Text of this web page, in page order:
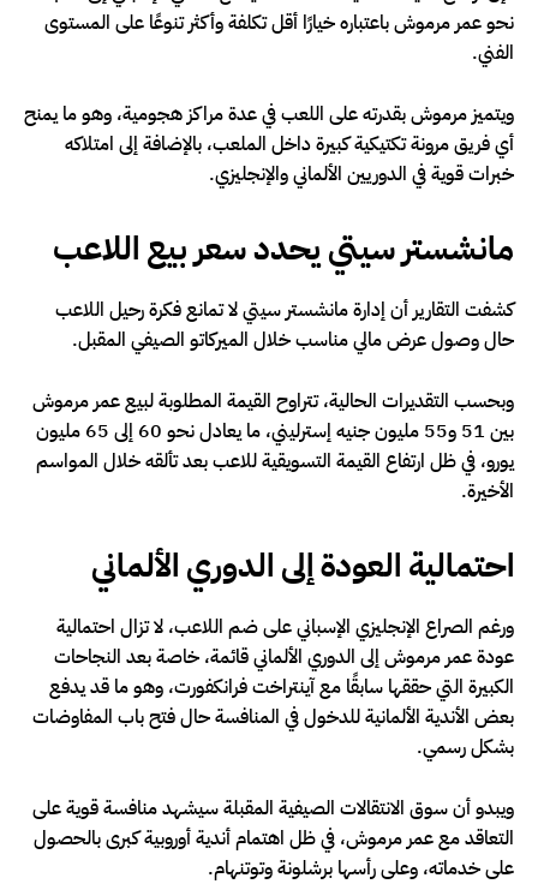
نحو عمر مرموش باعتباره خيارًا أقل تكلفة وأكثر تنوعًا على المستوى
الفني.
ويتميز مرموش بقدرته على اللعب في عدة مراكز هجومية، وهو ما يمنح
أي فريق مرونة تكتيكية كبيرة داخل الملعب، بالإضافة إلى امتلاكه
خبرات قوية في الدوريين الألماني والإنجليزي.
مانشستر سيتي يحدد سعر بيع اللاعب
كشفت التقارير أن إدارة مانشستر سيتي لا تمانع فكرة رحيل اللاعب
حال وصول عرض مالي مناسب خلال الميركاتو الصيفي المقبل.
وبحسب التقديرات الحالية، تتراوح القيمة المطلوبة لبيع عمر مرموش
بين 51 و55 مليون جنيه إسترليني، ما يعادل نحو 60 إلى 65 مليون
يورو، في ظل ارتفاع القيمة التسويقية للاعب بعد تألقه خلال المواسم
الأخيرة.
احتمالية العودة إلى الدوري الألماني
ورغم الصراع الإنجليزي الإسباني على ضم اللاعب، لا تزال احتمالية
عودة عمر مرموش إلى الدوري الألماني قائمة، خاصة بعد النجاحات
الكبيرة التي حققها سابقًا مع آينتراخت فرانكفورت، وهو ما قد يدفع
بعض الأندية الألمانية للدخول في المنافسة حال فتح باب المفاوضات
بشكل رسمي.
ويبدو أن سوق الانتقالات الصيفية المقبلة سيشهد منافسة قوية على
التعاقد مع عمر مرموش، في ظل اهتمام أندية أوروبية كبرى بالحصول
على خدماته، وعلى رأسها برشلونة وتوتنهام.